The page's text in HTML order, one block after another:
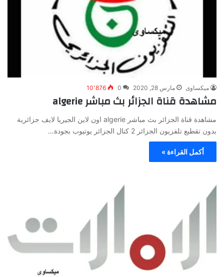
ميكساوى مارس 28, 2020 0 10٬876
مشاهدة قناة الجزائر بث مباشر algerie
مشاهدة قناة الجزائر بث مباشر algerie اون لاين الجيريا لايف جزائرية
بدون تقطيع تلفزيون الجزائر 2 كنال الجزائر يوتيوب بجودة…
أكمل القراءة »